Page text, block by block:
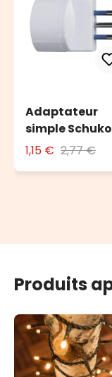
Adaptateur
simple Schuko
1,15 € 2,77 €
Produits